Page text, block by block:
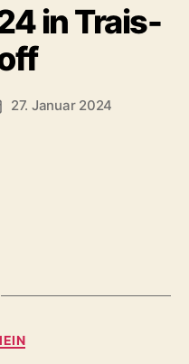
in Trais-
27. Januar 2024